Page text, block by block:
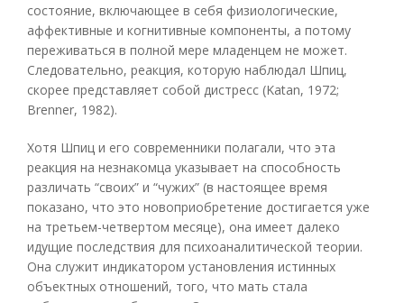
состояние, включающее в себя физиологические,
аффективные и когнитивные компоненты, а потому
переживаться в полной мере младенцем не может.
Следовательно, реакция, которую наблюдал Шпиц,
скорее представляет собой дистресс (Katan, 1972;
Brenner, 1982).
Хотя Шпиц и его современники полагали, что эта
реакция на незнакомца указывает на способность
различать “своих” и “чужих” (в настоящее время
показано, что это новоприобретение достигается уже
на третьем-четвертом месяце), она имеет далеко
идущие последствия для психоаналитической теории.
Она служит индикатором установления истинных
объектных отношений, того, что мать стала